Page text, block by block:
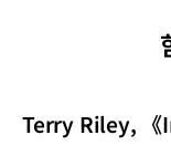
Terry Riley, 《